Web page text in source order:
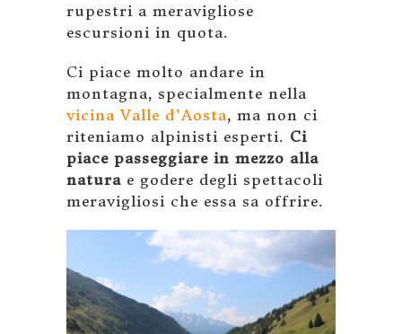
rupestri a meravigliose
escursioni in quota.
Ci piace molto andare in
montagna, specialmente nella
vicina Valle d’Aosta, ma non ci
riteniamo alpinisti esperti. Ci
piace passeggiare in mezzo alla
natura e godere degli spettacoli
meravigliosi che essa sa offrire.